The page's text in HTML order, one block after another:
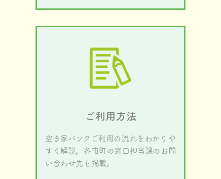
ご利用方法
空き家バンクご利用の流れをわかりや
すく解説。各市町の窓口担当課のお問
い合わせ先も掲載。